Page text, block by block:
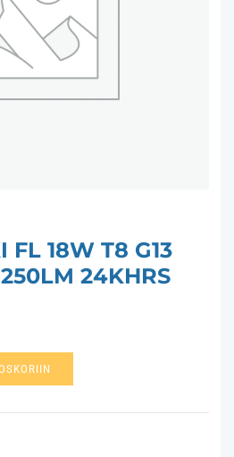
FL 18W T8 G13
24KHRS